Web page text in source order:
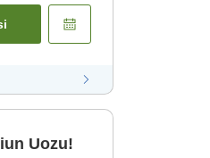
Uozu!